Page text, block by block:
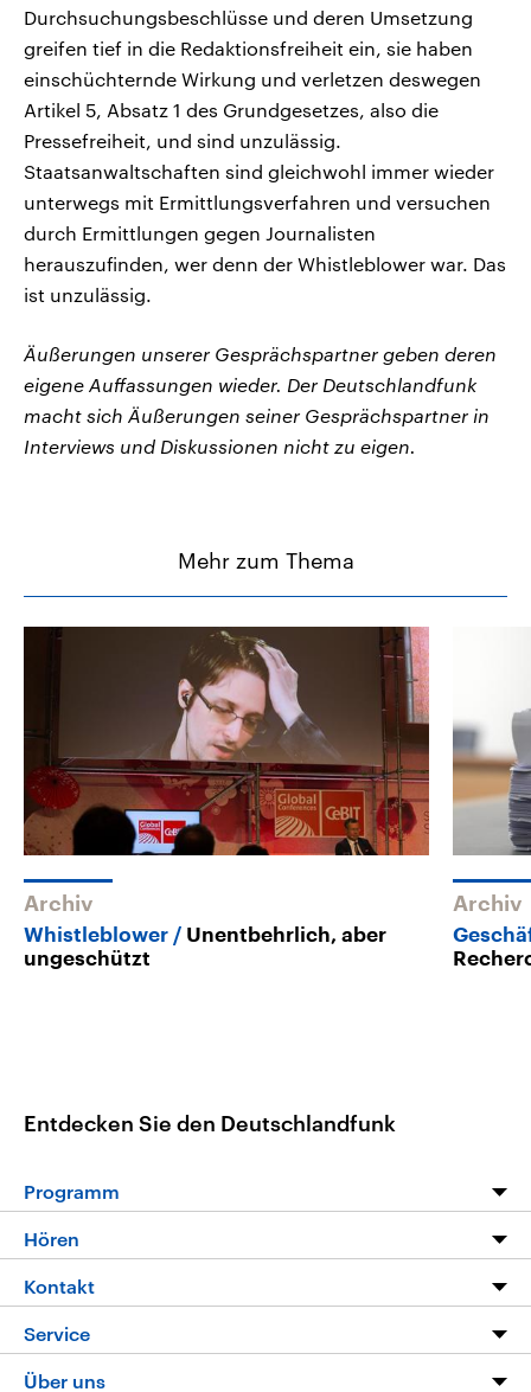
Durchsuchungsbeschlüsse und deren Umsetzung
greifen tief in die Redaktionsfreiheit ein, sie haben
einschüchternde Wirkung und verletzen deswegen
Artikel 5, Absatz 1 des Grundgesetzes, also die
Pressefreiheit, und sind unzulässig.
Staatsanwaltschaften sind gleichwohl immer wieder
unterwegs mit Ermittlungsverfahren und versuchen
durch Ermittlungen gegen Journalisten
herauszufinden, wer denn der Whistleblower war. Das
ist unzulässig.
Äußerungen unserer Gesprächspartner geben deren
eigene Auffassungen wieder. Der Deutschlandfunk
macht sich Äußerungen seiner Gesprächspartner in
Interviews und Diskussionen nicht zu eigen.
Mehr zum Thema
Archiv
Whistleblower
Unentbehrlich, aber
ungeschützt
Archiv
Entdecken Sie den Deutschlandfunk
Programm
Programm
Die Nachrichten
Nachrichtenleicht
Neue Beiträge auf dlf.de
Hören
Livestream
Podcasts
Kontakt
Hörerservice
Service
FAQ
Über uns